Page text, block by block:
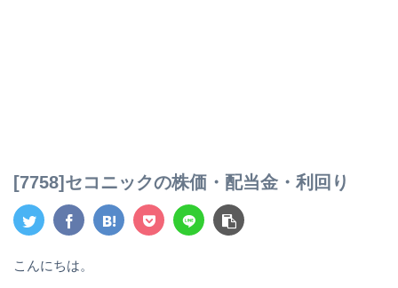
[7758]セコニックの株価・配当金・利回り
こんにちは。